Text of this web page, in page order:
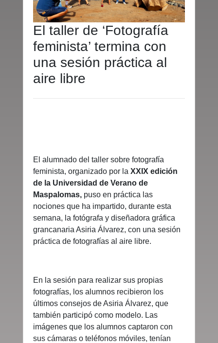
El taller de ‘Fotografía
feminista’ termina con
una sesión práctica al
aire libre
El alumnado del taller sobre fotografía
feminista, organizado por la XXIX edición
de la Universidad de Verano de
Maspalomas, puso en práctica las
nociones que ha impartido, durante esta
semana, la fotógrafa y diseñadora gráfica
grancanaria Asiria Álvarez, con una sesión
práctica de fotografías al aire libre.
En la sesión para realizar sus propias
fotografías, los alumnos recibieron los
últimos consejos de Asiria Álvarez, que
también participó como modelo. Las
imágenes que los alumnos captaron con
sus cámaras o teléfonos móviles, tenían